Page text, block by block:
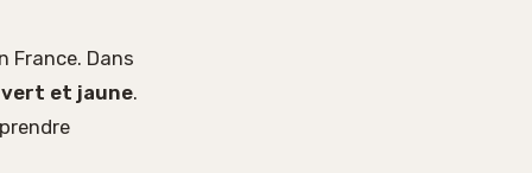
France. Dans
vert et jaune.